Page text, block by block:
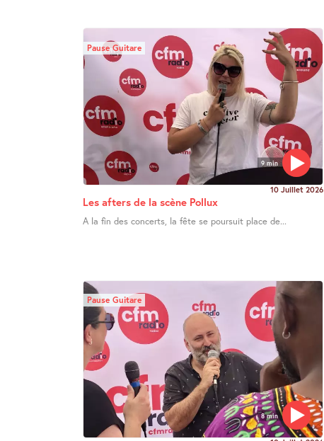
9 min
Pause Guitare
10 Juillet 2026
Les afters de la scène Pollux
A la fin des concerts, la fête se poursuit place de...
8 min
Pause Guitare